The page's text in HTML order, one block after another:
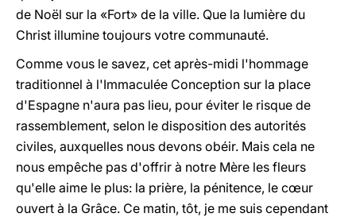
de Noël sur la «Fort» de la ville. Que la lumière du
Christ illumine toujours votre communauté.
Comme vous le savez, cet après-midi l'hommage
traditionnel à l'Immaculée Conception sur la place
d'Espagne n'aura pas lieu, pour éviter le risque de
rassemblement, selon le disposition des autorités
civiles, auxquelles nous devons obéir. Mais cela ne
nous empêche pas d'offrir à notre Mère les fleurs
qu'elle aime le plus: la prière, la pénitence, le cœur
ouvert à la Grâce. Ce matin, tôt, je me suis cependant